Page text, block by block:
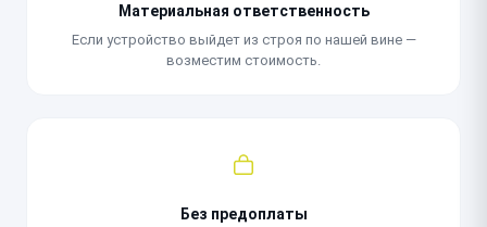
Материальная ответственность
Если устройство выйдет из строя по нашей вине —
возместим стоимость.
Без предоплаты